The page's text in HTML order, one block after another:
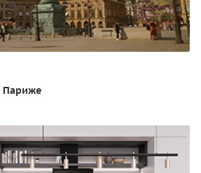
Париже